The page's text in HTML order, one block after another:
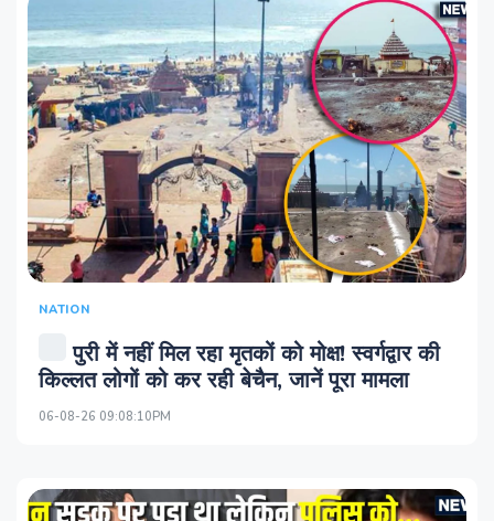
NATION
पुरी में नहीं मिल रहा मृतकों को मोक्ष! स्‍वर्गद्वार की
किल्‍लत लोगों को कर रही बेचैन, जानें पूरा मामला
06-08-26 09:08:10PM